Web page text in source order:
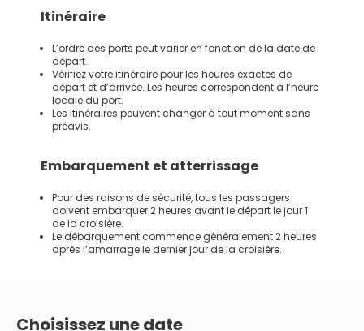
Itinéraire
L’ordre des ports peut varier en fonction de la date de
départ.
Vérifiez votre itinéraire pour les heures exactes de
départ et d’arrivée. Les heures correspondent à l’heure
locale du port.
Les itinéraires peuvent changer à tout moment sans
préavis.
Embarquement et atterrissage
Pour des raisons de sécurité, tous les passagers
doivent embarquer 2 heures avant le départ le jour 1
de la croisière.
Le débarquement commence généralement 2 heures
après l’amarrage le dernier jour de la croisière.
Choisissez une date